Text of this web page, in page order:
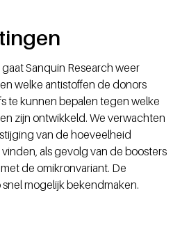
Sanquin Research weer
welke antistoffen de donors
te kunnen bepalen tegen welke
zijn ontwikkeld. We verwachten
van de hoeveelheid
als gevolg van de boosters
de omikronvariant. De
mogelijk bekendmaken.